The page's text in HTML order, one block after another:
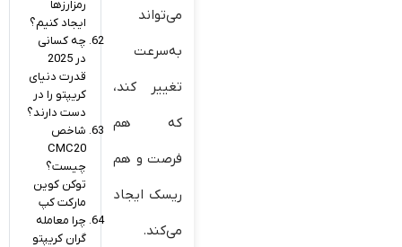
می‌تواند
به‌سرعت
تغییر کند،
که هم
فرصت و هم
ریسک ایجاد
می‌کند.
رمزارزها
ایجاد کنیم؟
چه کسانی
در 2025
قدرت دنیای
کریپتو را در
دست دارند؟
شاخص
CMC20
چیست؟
توکن کوین
مارکت کپ
چرا معامله
‌گران کریپتو